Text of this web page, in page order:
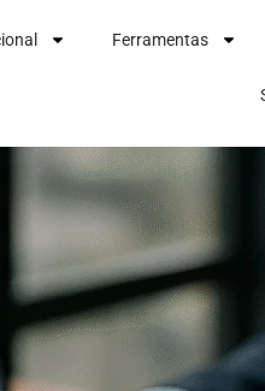
Ferramentas